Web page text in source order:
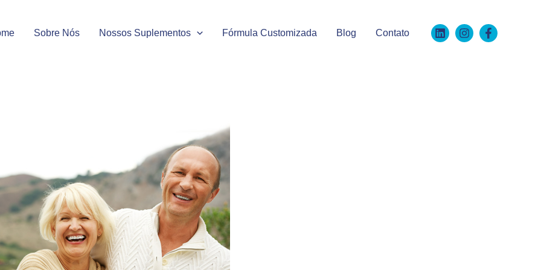
Sobre Nós Nossos Suplementos Fórmula Customizada Blog Contato